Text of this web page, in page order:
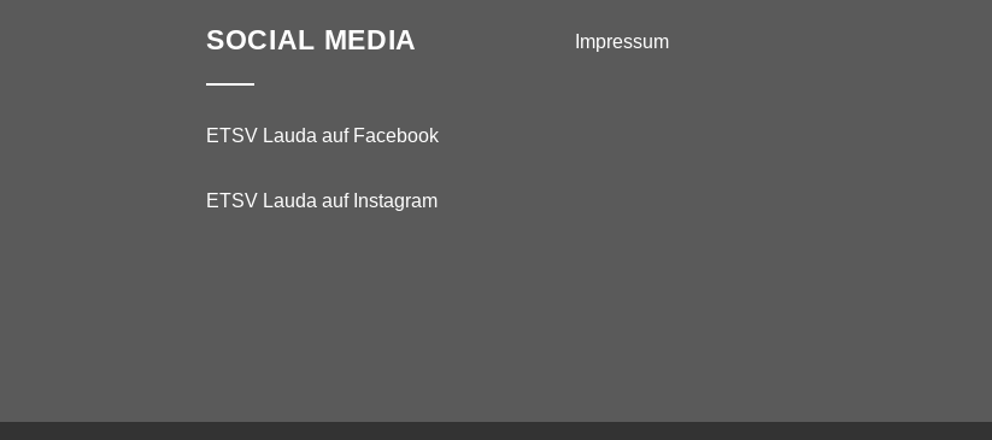
SOCIAL MEDIA
ETSV Lauda auf Facebook
ETSV Lauda auf Instagram
Impressum